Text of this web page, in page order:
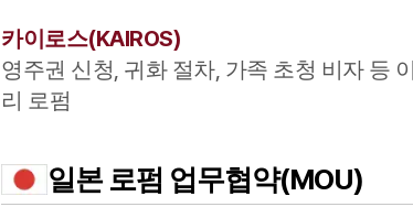
카이로스(KAIROS)
영주권 신청, 귀화 절차, 가족 초청 비자 등
리 로펌
일본로펌 업무협약(MOU)